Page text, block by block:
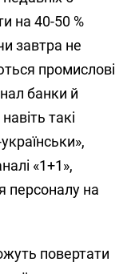
на 40-50 %
завтра не
промислові
банки й
такі
«1+1»,
персоналу на
повертати